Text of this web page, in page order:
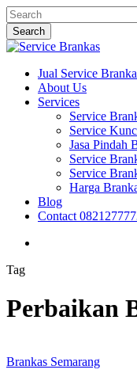
Skip
to
main
content
Search
Close
search
Menu
Jual Service
About Us
Services
Service
Service
Jasa Pindah
Service
Service
Harga
Blog
Contact
Tag
Perbaikan
Kunci
Brankas Semarang